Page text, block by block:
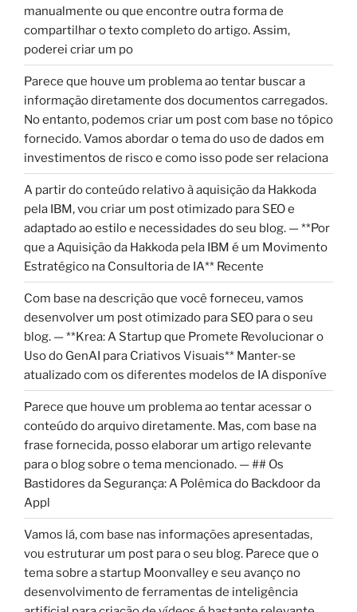
manualmente ou que encontre outra forma de
compartilhar o texto completo do artigo. Assim,
poderei criar um po
Parece que houve um problema ao tentar buscar a
informação diretamente dos documentos carregados.
No entanto, podemos criar um post com base no tópico
fornecido. Vamos abordar o tema do uso de dados em
investimentos de risco e como isso pode ser relaciona
A partir do conteúdo relativo à aquisição da Hakkoda
pela IBM, vou criar um post otimizado para SEO e
adaptado ao estilo e necessidades do seu blog. — **Por
que a Aquisição da Hakkoda pela IBM é um Movimento
Estratégico na Consultoria de IA** Recente
Com base na descrição que você forneceu, vamos
desenvolver um post otimizado para SEO para o seu
blog. — **Krea: A Startup que Promete Revolucionar o
Uso do GenAI para Criativos Visuais** Manter-se
atualizado com os diferentes modelos de IA disponíve
Parece que houve um problema ao tentar acessar o
conteúdo do arquivo diretamente. Mas, com base na
frase fornecida, posso elaborar um artigo relevante
para o blog sobre o tema mencionado. — ## Os
Bastidores da Segurança: A Polêmica do Backdoor da
Appl
Vamos lá, com base nas informações apresentadas,
vou estruturar um post para o seu blog. Parece que o
tema sobre a startup Moonvalley e seu avanço no
desenvolvimento de ferramentas de inteligência